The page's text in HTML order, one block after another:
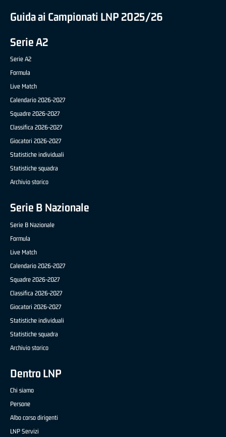
Guida ai Campionati LNP 2025/26
Serie A2
Serie A2
Formula
Live Match
Calendario 2026-2027
Squadre 2026-2027
Classifica 2026-2027
Giocatori 2026-2027
Statistiche individuali
Statistiche squadra
Archivio storico
Serie B Nazionale
Serie B Nazionale
Formula
Live Match
Calendario 2026-2027
Squadre 2026-2027
Classifica 2026-2027
Giocatori 2026-2027
Statistiche individuali
Statistiche squadra
Archivio storico
Dentro LNP
Chi siamo
Persone
Albo corso dirigenti
LNP Servizi